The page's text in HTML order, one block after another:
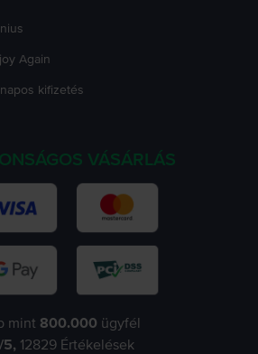
Again
kifizetés
VÁSÁRLÁS
mint 800.000 ügyfél
/5, 12829 Értékelések